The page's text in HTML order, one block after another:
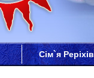
Сім`я Реріхів